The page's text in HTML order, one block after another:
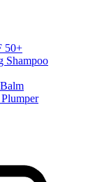
50+
Shampoo